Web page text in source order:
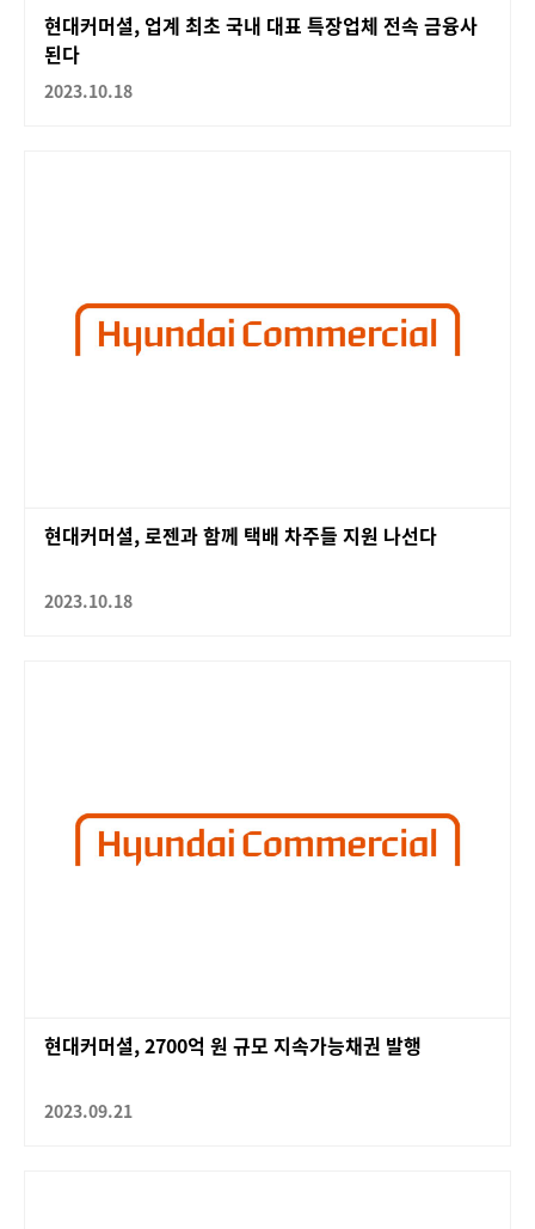
현대커머셜, 업계 최초 국내 대표 특장업체 전속 금융사
된다
2023.10.18
현대커머셜, 로젠과 함께 택배 차주들 지원 나선다
2023.10.18
현대커머셜, 2700억 원 규모 지속가능채권 발행
2023.09.21